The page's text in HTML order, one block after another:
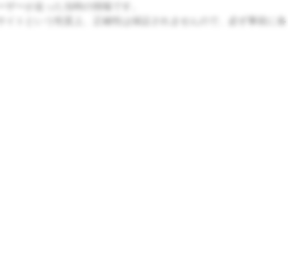
ーが走った当時の情報です。
トという性質上、正確性は保証されませんので、必ず事前に各